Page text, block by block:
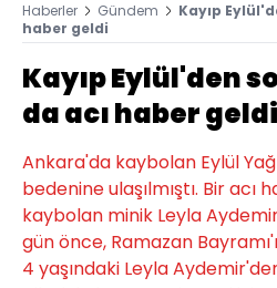
Haberler Gündem
Kayıp
haber geldi
Kayıp Eylül'den
da acı haber geldi
Ankara'da kaybolan Eylül
bedenine ulaşılmıştı. Bir acı
kaybolan minik Leyla
gün önce, Ramazan
4 yaşındaki Leyla